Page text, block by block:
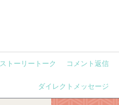
ストーリートーク コメント返信
ダイレクトメッセージ